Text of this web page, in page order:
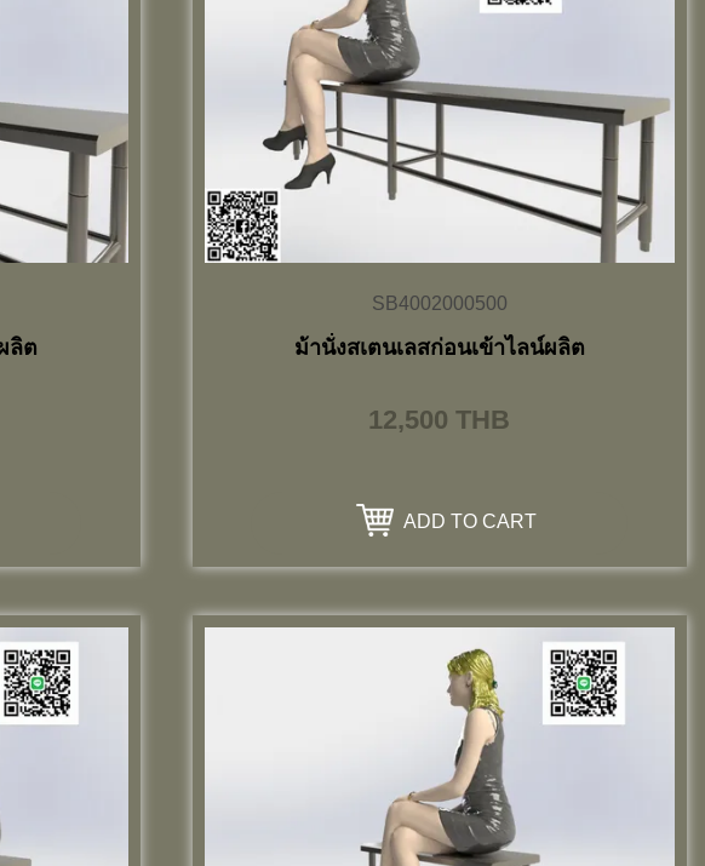
ลิต
SB4002000500
ม้านั่งสเตนเลสก่อนเข้าไลน์ผลิต
12,500 THB
ADD TO CART